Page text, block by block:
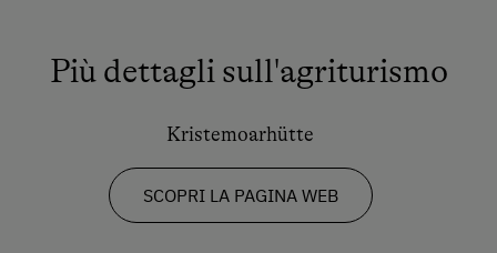
Più dettagli sull'agriturismo
Kristemoarhütte
SCOPRI LA PAGINA WEB